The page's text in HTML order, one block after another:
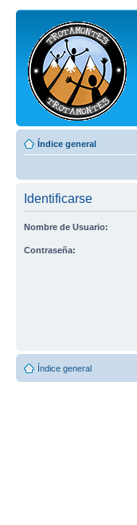
Índice general
Identificarse
Nombre de Usuario:
Contraseña:
Índice general